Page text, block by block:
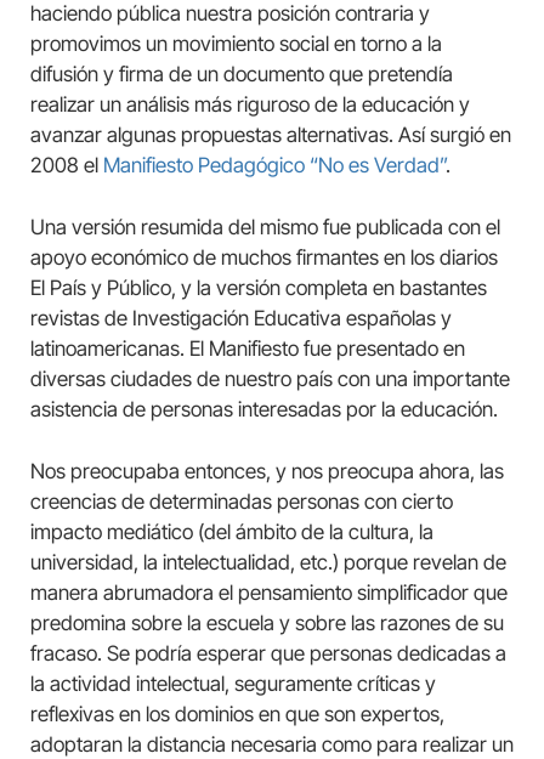
haciendo pública nuestra posición contraria y
promovimos un movimiento social en torno a la
difusión y firma de un documento que pretendía
realizar un análisis más riguroso de la educación y
avanzar algunas propuestas alternativas. Así surgió en
2008 el Manifiesto Pedagógico “No es Verdad”.
Una versión resumida del mismo fue publicada con el
apoyo económico de muchos firmantes en los diarios
El País y Público, y la versión completa en bastantes
revistas de Investigación Educativa españolas y
latinoamericanas. El Manifiesto fue presentado en
diversas ciudades de nuestro país con una importante
asistencia de personas interesadas por la educación.
Nos preocupaba entonces, y nos preocupa ahora, las
creencias de determinadas personas con cierto
impacto mediático (del ámbito de la cultura, la
universidad, la intelectualidad, etc.) porque revelan de
manera abrumadora el pensamiento simplificador que
predomina sobre la escuela y sobre las razones de su
fracaso. Se podría esperar que personas dedicadas a
la actividad intelectual, seguramente críticas y
reflexivas en los dominios en que son expertos,
adoptaran la distancia necesaria como para realizar un